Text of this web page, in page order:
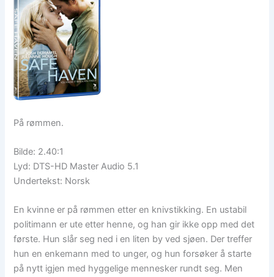
På rømmen.
Bilde: 2.40:1
Lyd: DTS-HD Master Audio 5.1
Undertekst: Norsk
En kvinne er på rømmen etter en knivstikking. En ustabil
politimann er ute etter henne, og han gir ikke opp med det
første. Hun slår seg ned i en liten by ved sjøen. Der treffer
hun en enkemann med to unger, og hun forsøker å starte
på nytt igjen med hyggelige mennesker rundt seg. Men